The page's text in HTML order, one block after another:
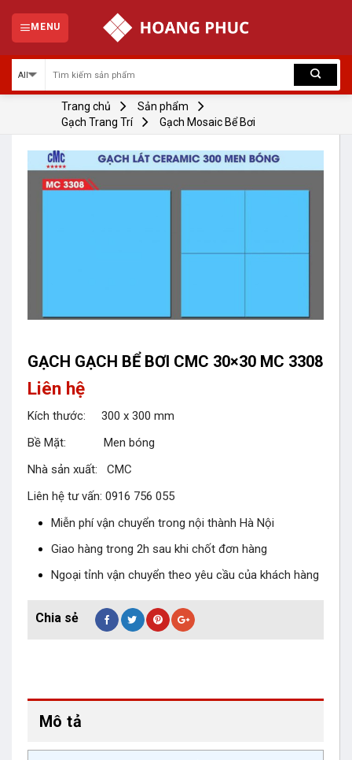
content
MENU
Trang chủ
Sản phẩm
Gạch Trang Trí
Gạch Mosaic Bể Bơi
GẠCH GẠCH BỂ BƠI CMC 30×30 MC 3308
Liên hệ
Kích thước: 300 x 300 mm
Bề Mặt: Men bóng
Nhà sản xuất: CMC
Liên hệ tư vấn: 0916 756 055
Miễn phí vận chuyển trong nội thành Hà Nội
Giao hàng trong 2h sau khi chốt đơn hàng
Ngoại tỉnh vận chuyển theo yêu cầu của khách hàng
Mô tả